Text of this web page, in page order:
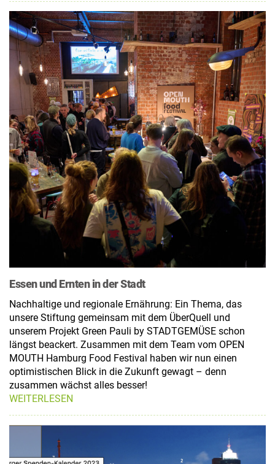
Essen und Ernten in der Stadt
Nachhaltige und regionale Ernährung: Ein Thema, das
unsere Stiftung gemeinsam mit dem ÜberQuell und
unserem Projekt Green Pauli by STADTGEMÜSE schon
längst beackert. Zusammen mit dem Team vom OPEN
MOUTH Hamburg Food Festival haben wir nun einen
optimistischen Blick in die Zukunft gewagt – denn
zusammen wächst alles besser!
WEITERLESEN